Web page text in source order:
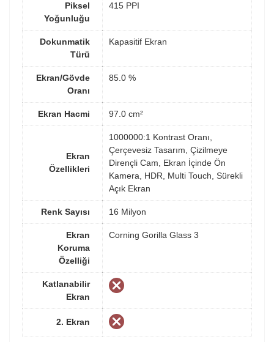
Piksel
Yoğunluğu
415 PPI
Dokunmatik
Türü
Kapasitif Ekran
Ekran/Gövde
Oranı
85.0 %
Ekran Hacmi 97.0 cm²
Ekran
Özellikleri
1000000:1 Kontrast Oranı,
Çerçevesiz Tasarım, Çizilmeye
Dirençli Cam, Ekran İçinde Ön
Kamera, HDR, Multi Touch, Sürekli
Açık Ekran
Renk Sayısı 16 Milyon
Ekran
Koruma
Özelliği
Corning Gorilla Glass 3
Katlanabilir
Ekran
2. Ekran